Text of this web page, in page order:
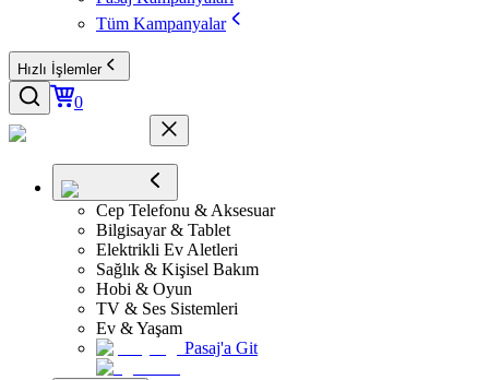
Tüm Kampanyalar
Hızlı İşlemler
0
Cep Telefonu & Aksesuar
Bilgisayar & Tablet
Elektrikli Ev Aletleri
Sağlık & Kişisel Bakım
Hobi & Oyun
TV & Ses Sistemleri
Ev & Yaşam
Pasaj'a Git